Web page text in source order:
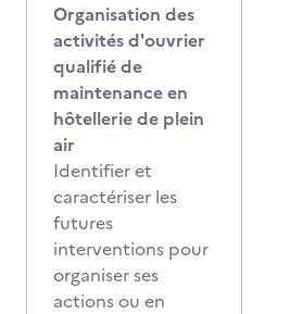
Organisation des
activités d'ouvrier
qualifié de
maintenance en
hôtellerie de plein
air
Identifier et
caractériser les
futures
interventions pour
organiser ses
actions ou en